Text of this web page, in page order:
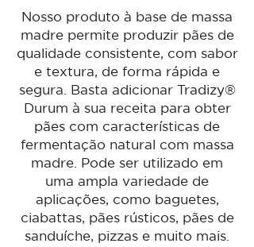
Nosso produto à base de massa
madre permite produzir pães de
qualidade consistente, com sabor
e textura, de forma rápida e
segura. Basta adicionar Tradizy®
Durum à sua receita para obter
pães com características de
fermentação natural com massa
madre. Pode ser utilizado em
uma ampla variedade de
aplicações, como baguetes,
ciabattas, pães rústicos, pães de
sanduíche, pizzas e muito mais.